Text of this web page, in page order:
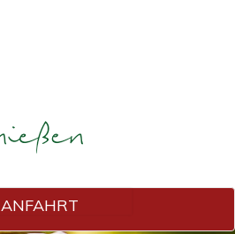
ANFAHRT